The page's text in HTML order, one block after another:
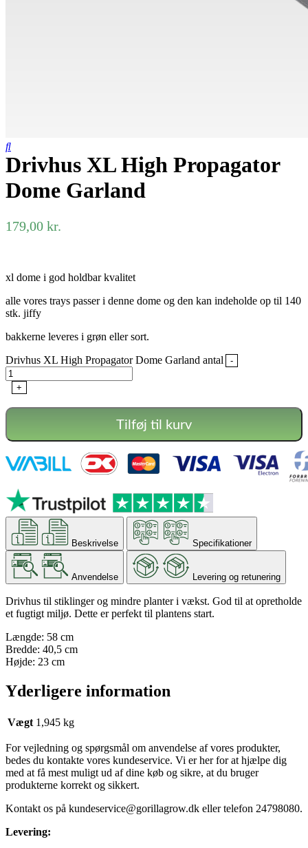
Drivhus XL High Propagator
Dome Garland
179,00 kr.
xl dome i god holdbar kvalitet
alle vores trays passer i denne dome og den kan indeholde op til 140
stk. jiffy
bakkerne leveres i grøn eller sort.
Drivhus XL High Propagator Dome Garland antal
-
+
Tilføj til kurv
Beskrivelse Specifikationer
Anvendelse Levering og retunering
Drivhus til stiklinger og mindre planter i vækst. God til at opretholde
et fugtigt miljø. Dette er perfekt til plantens start.
Længde: 58 cm
Bredde: 40,5 cm
Højde: 23 cm
Yderligere information
Vægt 1,945 kg
For vejledning og spørgsmål om anvendelse af vores produkter,
bedes du kontakte vores kundeservice. Vi er her for at hjælpe dig
med at få mest muligt ud af dine køb og sikre, at du bruger
produkterne korrekt og sikkert.
Kontakt os på kundeservice@gorillagrow.dk eller telefon 24798080.
Levering: